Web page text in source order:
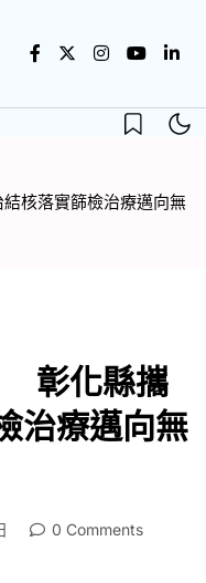
核落實篩檢治療邁向無
彰化縣攜
治療邁向無
0 Comments